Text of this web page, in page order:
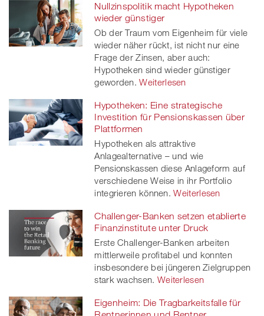
Nullzinspolitik macht Hypotheken
wieder günstiger
Ob der Traum vom Eigenheim für viele
wieder näher rückt, ist nicht nur eine
Frage der Zinsen, aber auch:
Hypotheken sind wieder günstiger
geworden. Weiterlesen
Hypotheken: Eine strategische
Investition für Pensionskassen über
Plattformen
Hypotheken als attraktive
Anlagealternative – und wie
Pensionskassen diese Anlageform auf
verschiedene Weise in ihr Portfolio
integrieren können. Weiterlesen
Challenger-Banken setzen etablierte
Finanzinstitute unter Druck
Erste Challenger-Banken arbeiten
mittlerweile profitabel und konnten
insbesondere bei jüngeren Zielgruppen
stark wachsen. Weiterlesen
Eigenheim: Die Tragbarkeitsfalle für